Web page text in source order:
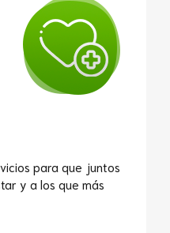
para que juntos
y a los que más